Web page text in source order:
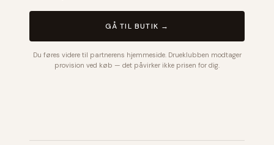
GÅ TIL BUTIK →
Du føres videre til partnerens hjemmeside. Drueklubben modtager
provision ved køb — det påvirker ikke prisen for dig.